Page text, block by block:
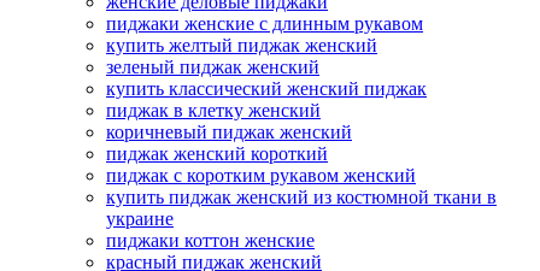
пиджаки женские с длинным рукавом
купить желтый пиджак женский
зеленый пиджак женский
купить классический женский пиджак
пиджак в клетку женский
коричневый пиджак женский
пиджак женский короткий
пиджак с коротким рукавом женский
купить пиджак женский из костюмной ткани в
украине
пиджаки коттон женские
красный пиджак женский